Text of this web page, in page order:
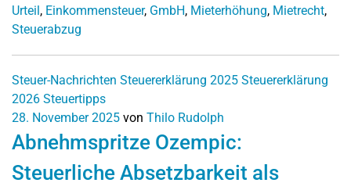
Urteil, Einkommensteuer, GmbH, Mieterhöhung, Mietrecht,
Steuerabzug
Steuer-Nachrichten Steuererklärung 2025 Steuererklärung
2026 Steuertipps
28. November 2025 von Thilo Rudolph
Abnehmspritze Ozempic:
Steuerliche Absetzbarkeit als